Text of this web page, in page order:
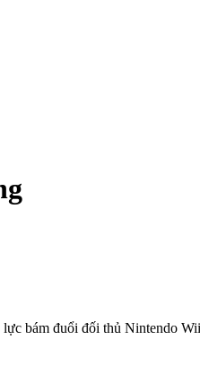
bám đuổi đối thủ Nintendo